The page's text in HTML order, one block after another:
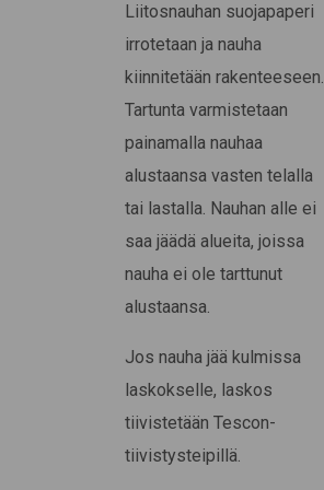
Liitosnauhan suojapaperi
irrotetaan ja nauha
kiinnitetään rakenteeseen.
Tartunta varmistetaan
painamalla nauhaa
alustaansa vasten telalla
tai lastalla. Nauhan alle ei
saa jäädä alueita, joissa
nauha ei ole tarttunut
alustaansa.
Jos nauha jää kulmissa
laskokselle, laskos
tiivistetään Tescon-
tiivistysteipillä.